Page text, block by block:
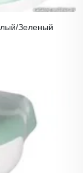
зеленый